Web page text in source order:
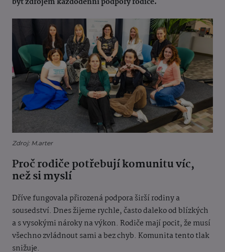
Zdroj: M.arter
Proč rodiče potřebují komunitu víc,
než si myslí
Dříve fungovala přirozená podpora širší rodiny a
sousedství. Dnes žijeme rychle, často daleko od blízkých
a s vysokými nároky na výkon. Rodiče mají pocit, že musí
všechno zvládnout sami a bez chyb. Komunita tento tlak
snižuje.